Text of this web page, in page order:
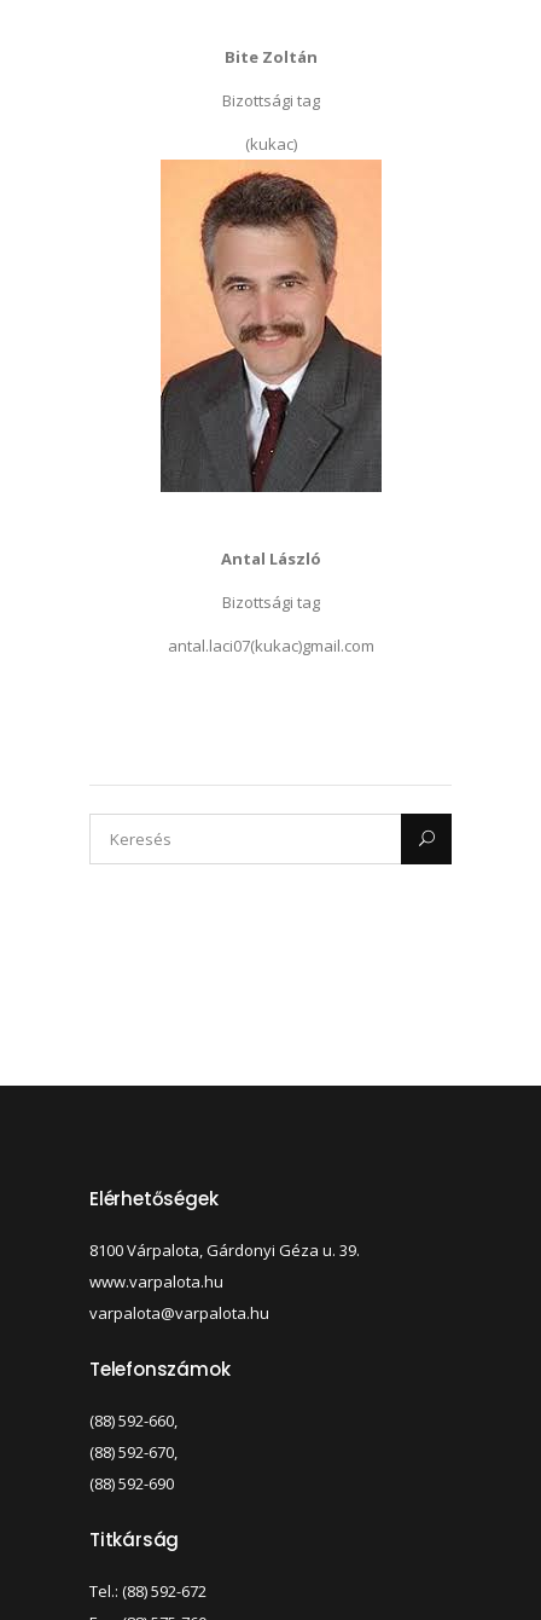
Bite Zoltán
Bizottsági tag
(kukac)
Antal László
Bizottsági tag
antal.laci07(kukac)gmail.com
Elérhetőségek
8100 Várpalota, Gárdonyi Géza u. 39.
www.varpalota.hu
varpalota@varpalota.hu
Telefonszámok
(88) 592-660,
(88) 592-670,
(88) 592-690
Titkárság
Tel.: (88) 592-672